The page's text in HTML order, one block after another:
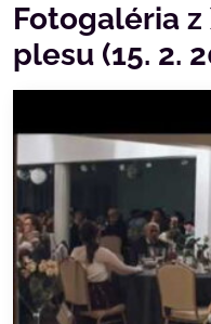
Fotogaléria
plesu (15. 2.